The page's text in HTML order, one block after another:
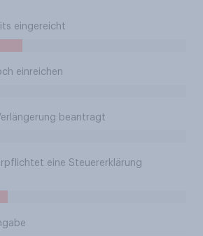
eingereicht
einreichen
beantragt
eine Steuererklärung